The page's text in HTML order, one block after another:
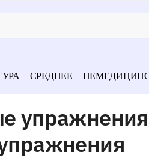
СРЕДНЕЕ